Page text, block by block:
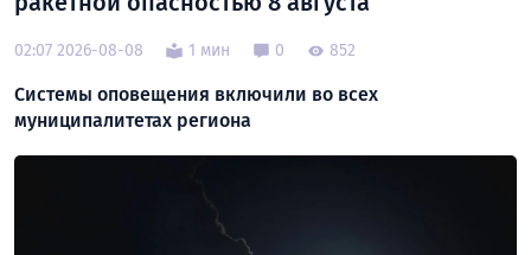
02:07 2026-08-08 1 мин 0 852
Системы оповещения включили во всех
муниципалитетах региона